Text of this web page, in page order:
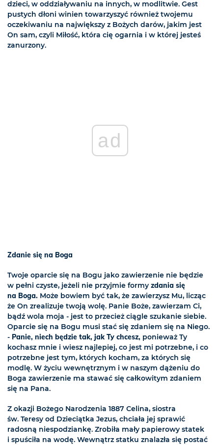
dzieci, w oddziaływaniu na innych, w modlitwie. Gest
pustych dłoni winien towarzyszyć również twojemu
oczekiwaniu na największy z Bożych darów, jakim jest
On sam, czyli Miłość, która cię ogarnia i w której jesteś
zanurzony.
ad
Zdanie się na Boga
Twoje oparcie się na Bogu jako zawierzenie nie będzie
w pełni czyste, jeżeli nie przyjmie formy zdania się
na Boga. Może bowiem być tak, że zawierzysz Mu, licząc
że On zrealizuje twoją wolę. Panie Boże, zawierzam Ci,
bądź wola moja - jest to przecież ciągle szukanie siebie.
Oparcie się na Bogu musi stać się zdaniem się na Niego.
- Panie, niech będzie tak, jak Ty chcesz, ponieważ Ty
kochasz mnie i wiesz najlepiej, co jest mi potrzebne, i co
potrzebne jest tym, których kocham, za których się
modlę. W życiu wewnętrznym i w naszym dążeniu do
Boga zawierzenie ma stawać się całkowitym zdaniem
się na Pana.
Z okazji Bożego Narodzenia 1887 Celina, siostra
św. Teresy od Dzieciątka Jezus, chciała jej sprawić
radosną niespodziankę. Zrobiła mały papierowy statek
i spuściła na wodę. Wewnątrz statku znalazła się postać